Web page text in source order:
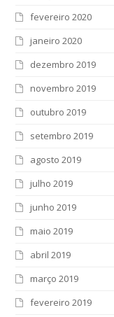
fevereiro 2020
janeiro 2020
dezembro 2019
novembro 2019
outubro 2019
setembro 2019
agosto 2019
julho 2019
junho 2019
maio 2019
abril 2019
março 2019
fevereiro 2019